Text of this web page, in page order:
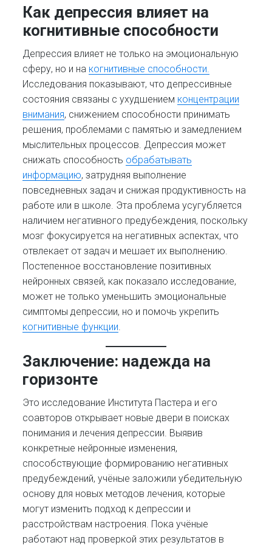
Как депрессия влияет на
когнитивные способности
Депрессия влияет не только на эмоциональную
сферу, но и на когнитивные способности.
Исследования показывают, что депрессивные
состояния связаны с ухудшением концентрации
внимания, снижением способности принимать
решения, проблемами с памятью и замедлением
мыслительных процессов. Депрессия может
снижать способность обрабатывать
информацию, затрудняя выполнение
повседневных задач и снижая продуктивность на
работе или в школе. Эта проблема усугубляется
наличием негативного предубеждения, поскольку
мозг фокусируется на негативных аспектах, что
отвлекает от задач и мешает их выполнению.
Постепенное восстановление позитивных
нейронных связей, как показало исследование,
может не только уменьшить эмоциональные
симптомы депрессии, но и помочь укрепить
когнитивные функции.
Заключение: надежда на
горизонте
Это исследование Института Пастера и его
соавторов открывает новые двери в поисках
понимания и лечения депрессии. Выявив
конкретные нейронные изменения,
способствующие формированию негативных
предубеждений, учёные заложили убедительную
основу для новых методов лечения, которые
могут изменить подход к депрессии и
расстройствам настроения. Пока учёные
работают над проверкой этих результатов в